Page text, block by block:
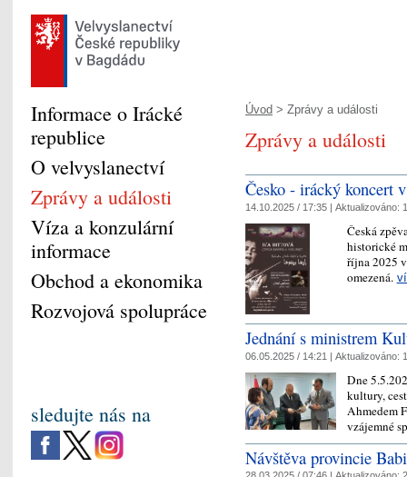
Úvod > Zprávy a události
Zprávy a události
Česko - irácký koncert
14.10.2025 / 17:35 | Aktualizováno:
Česká
historické
října 2025
omezená.
Jednání s ministrem
06.05.2025 / 14:21 | Aktualizováno:
Dne
kultury,
Ahmedem
vzájemné
Návštěva provincie
Informace o Irácké
republice
O velvyslanectví
Zprávy a události
Víza a konzulární
informace
Obchod a ekonomika
Rozvojová spolupráce
sledujte nás na